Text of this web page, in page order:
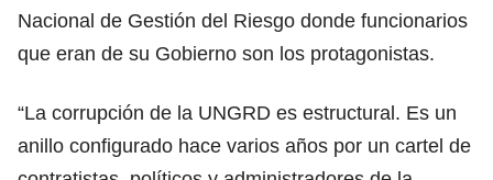
Nacional de Gestión del Riesgo donde funcionarios
que eran de su Gobierno son los protagonistas.
“La corrupción de la UNGRD es estructural. Es un
anillo configurado hace varios años por un cartel de